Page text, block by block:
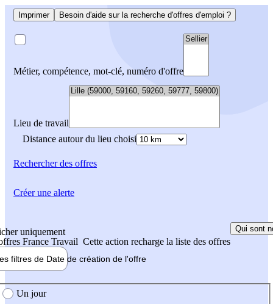
Imprimer Besoin d'aide sur la recherche d'offres d'emploi ?
Métier, compétence, mot-clé, numéro d'offre
Lieu de travail
Distance autour du lieu choisi
Rechercherdes offres
uniquement
France Travail Cette action recharge la liste des offres
Qui sont
filtres de Date de création de l'offre
création de l'offre
Un jour
Créer une alerte